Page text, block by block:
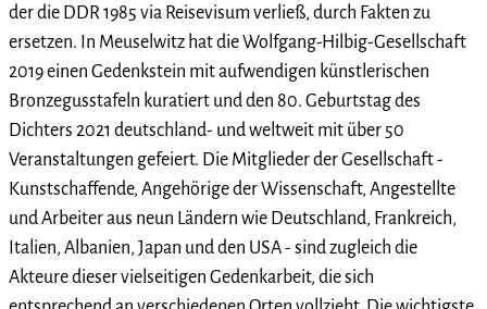
der die DDR 1985 via Reisevisum verließ, durch Fakten zu
ersetzen. In Meuselwitz hat die Wolfgang-Hilbig-Gesellschaft
2019 einen Gedenkstein mit aufwendigen künstlerischen
Bronzegusstafeln kuratiert und den 80. Geburtstag des
Dichters 2021 deutschland- und weltweit mit über 50
Veranstaltungen gefeiert. Die Mitglieder der Gesellschaft -
Kunstschaffende, Angehörige der Wissenschaft, Angestellte
und Arbeiter aus neun Ländern wie Deutschland, Frankreich,
Italien, Albanien, Japan und den USA - sind zugleich die
Akteure dieser vielseitigen Gedenkarbeit, die sich